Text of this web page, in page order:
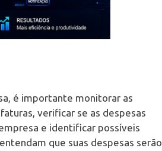
é importante monitorar as
verificar se as despesas
e identificar possíveis
que suas despesas serão